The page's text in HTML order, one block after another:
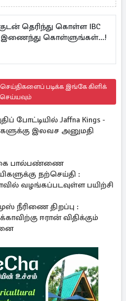
தெரிந்து கொள்ள IBC
கொள்ளுங்கள்...!
படிக்க இங்கே கிளிக்
செய்யவும்
போட்டியில் Jaffna Kings -
இலவச அனுமதி
பால்பண்ணை
நற்செய்தி :
வழங்கப்படவுள்ள பயிற்சி
நீரிணை திறப்பு :
ஈரான் விதிக்கும்